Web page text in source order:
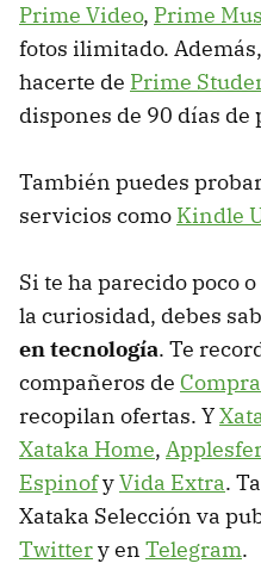
Prime Video, Prime
fotos ilimitado.
hacerte de Prime
dispones de 90 días de
También puedes
servicios como Kindle
Si te ha parecido poco
la curiosidad, debes
en tecnología. Te
compañeros de
recopilan ofertas. Y
Xataka Home,
EspinofyVida Extra.
Xataka Selección va
Twittery en Telegram.